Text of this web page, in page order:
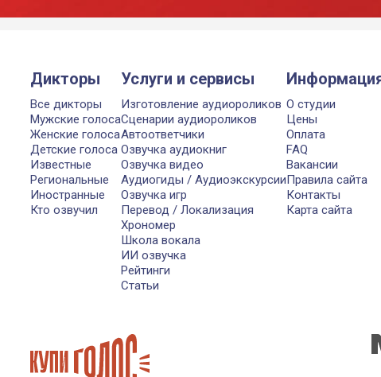
Дикторы
Все дикторы
Мужские голоса
Женские голоса
Детские голоса
Известные
Региональные
Иностранные
Кто озвучил
Услуги и сервисы
Изготовление аудиороликов
Сценарии аудиороликов
Автоответчики
Озвучка аудиокниг
Озвучка видео
Аудиогиды / Аудиоэкскурсии
Озвучка игр
Перевод / Локализация
Хрономер
Школа вокала
ИИ озвучка
Рейтинги
Статьи
О студии
Цены
Оплата
FAQ
Вакансии
Правила сайта
Контакты
Карта сайта